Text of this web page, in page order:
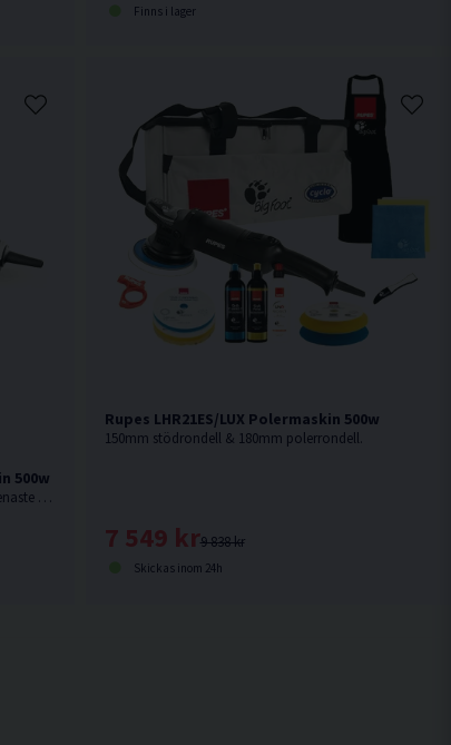
Finns i lager
500w
150mm stödrondell & 180mm polerrondell. Senaste modellen från Rupes.
Rupes LHR21ES/LUX Polermaskin 500w
150mm stödrondell & 180mm polerrondell.
9 838 kr
7 549 kr
Skickas inom 24h